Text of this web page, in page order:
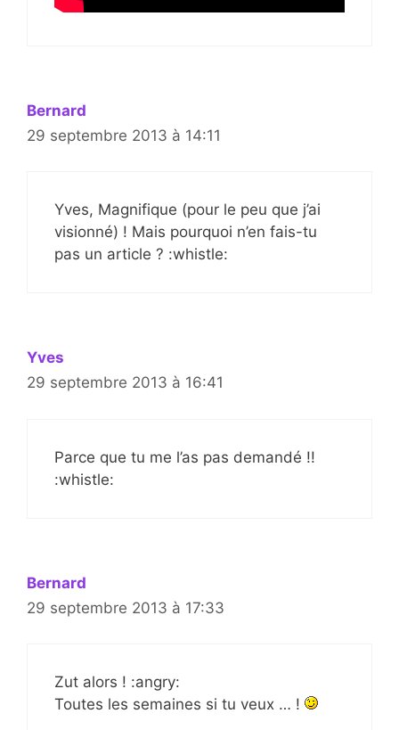
Bernard
29 septembre 2013 à 14:11
Yves, Magnifique (pour le peu que j’ai
visionné) ! Mais pourquoi n’en fais-tu
pas un article ? :whistle:
Yves
29 septembre 2013 à 16:41
Parce que tu me l’as pas demandé !!
:whistle:
Bernard
29 septembre 2013 à 17:33
Zut alors ! :angry:
Toutes les semaines si tu veux … !